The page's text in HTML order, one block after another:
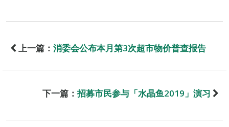
上一篇： 消委会公布本月第3次超市物价普查报告
下一篇： 招募市民参与「水晶鱼2019」演习